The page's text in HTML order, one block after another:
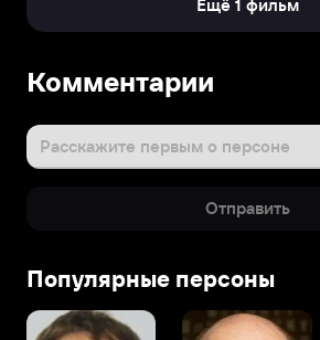
Ещё 1 фильм
Комментарии
Расскажите первым о персоне
Отправить
Популярные персоны